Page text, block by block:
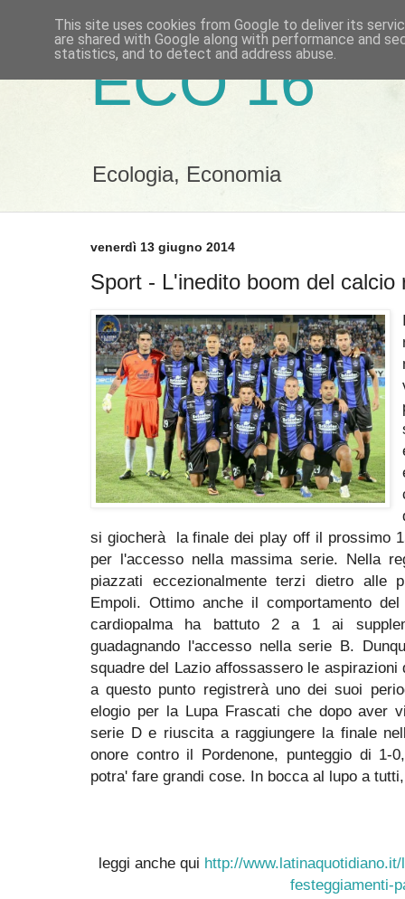
ECO 16
Ecologia, Economia
venerdì 13 giugno 2014
Sport - L'inedito boom del calcio
si giocherà la finale dei play off il prossimo
per l'accesso nella massima serie. Nella
piazzati eccezionalmente terzi dietro alle
Empoli. Ottimo anche il comportamento
cardiopalma ha battuto 2 a 1 ai
guadagnando l'accesso nella serie B.
squadre del Lazio affossassero le
a questo punto registrerà uno dei suoi
elogio per la Lupa Frascati che dopo aver
serie D e riuscita a raggiungere la finale
onore contro il Pordenone, punteggio di 1-
potra' fare grandi cose. In bocca al lupo a
leggi anche qui http://
festeggiamenti-
This site uses cookies from Google to deliver its
are shared with Google along with performance and
statistics, and to detect and address abuse.